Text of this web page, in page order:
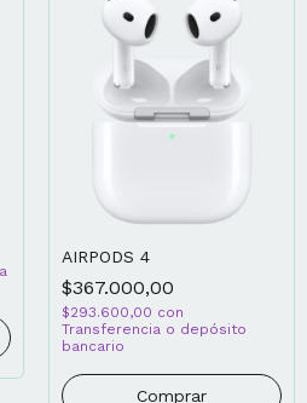
AIRPODS 4
$367.000,00
$293.600,00 con
Transferencia o depósito
bancario